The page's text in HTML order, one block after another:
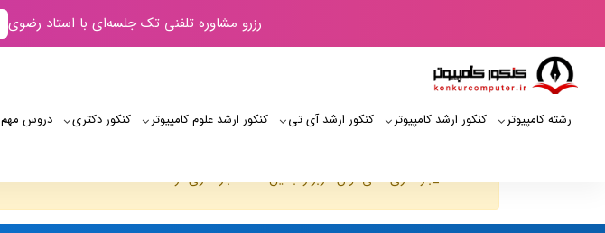
رزرو مشاوره تلفنی تک جلسه‌ای با استاد رضوی
رشته کامپیوتر کنکور ارشد کامپیوتر کنکور ارشد آی‌ تی کنکور ارشد علوم کامپیوتر کنکور دکتری دروس مهم
JUser: :_بارگذاری :نمی توان کاربر را با این شناسه بارگذاری کرد: 157